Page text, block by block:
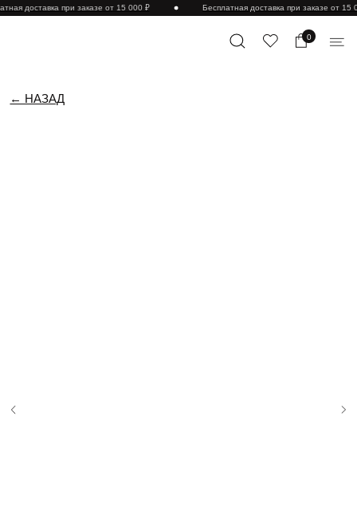
доставка при заказе от 15 000 ₽ Бесплатная доставка при заказе от 15